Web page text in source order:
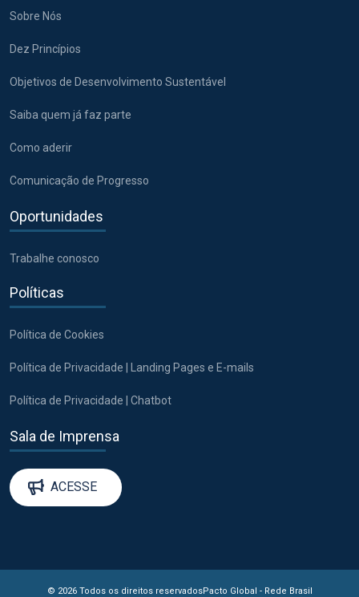
Sobre Nós
Dez Princípios
Objetivos de Desenvolvimento Sustentável
Saiba quem já faz parte
Como aderir
Comunicação de Progresso
Oportunidades
Trabalhe conosco
Políticas
Política de Cookies
Política de Privacidade | Landing Pages e E-mails
Política de Privacidade | Chatbot
Sala de Imprensa
ACESSE
© 2026 Todos os direitos reservadosPacto Global - Rede Brasil